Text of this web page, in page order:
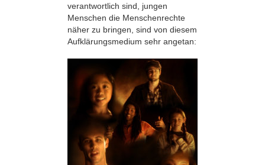
verantwortlich sind, jungen
Menschen die Menschenrechte
näher zu bringen, sind von diesem
Aufklärungsmedium sehr angetan: